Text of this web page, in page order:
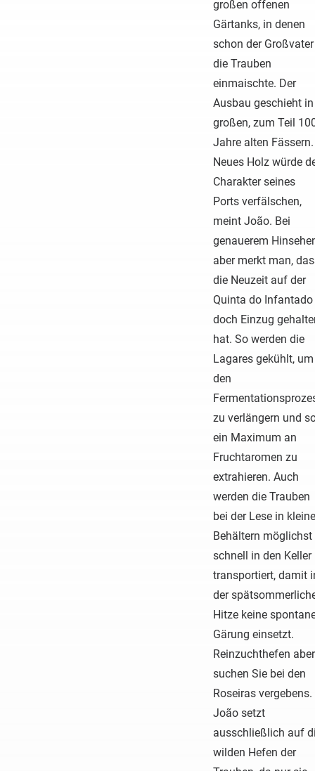
großen offenen
Gärtanks, in denen
schon der Großvater
die Trauben
einmaischte. Der
Ausbau geschieht in
großen, zum Teil
Jahre alten Fässern.
Neues Holz würde
Charakter seines
Ports verfälschen,
meint João. Bei
genauerem
aber merkt man,
die Neuzeit auf der
Quinta do Infantado
doch Einzug
hat. So werden die
Lagares gekühlt, um
den
zu verlängern und
ein Maximum an
Fruchtaromen zu
extrahieren. Auch
werden die Trauben
bei der Lese in
Behältern möglichst
schnell in den Keller
transportiert, damit
der
Hitze keine
Gärung einsetzt.
Reinzuchthefen aber
suchen Sie bei den
Roseiras vergebens.
João setzt
ausschließlich auf
wilden Hefen der